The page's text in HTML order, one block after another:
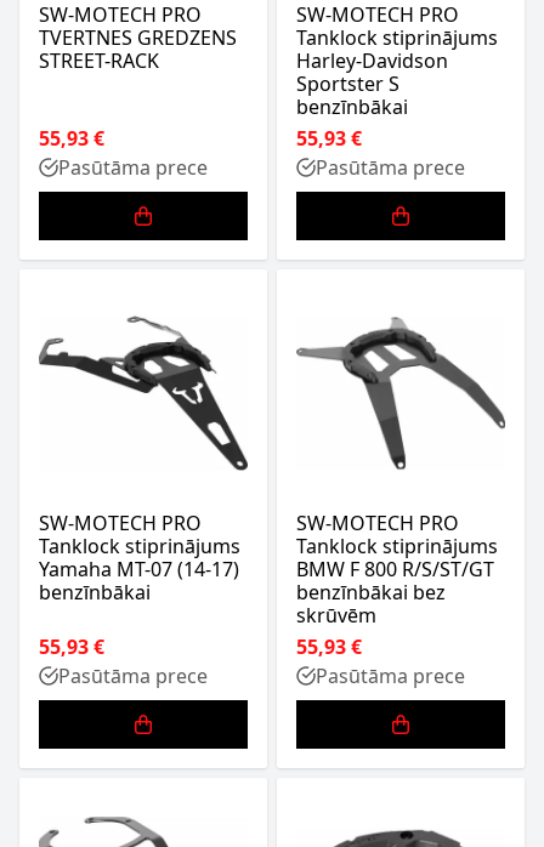
SW-MOTECH PRO
TVERTNES GREDZENS
STREET-RACK
55,93 €
Pasūtāma prece
SW-MOTECH PRO
Tanklock stiprinājums
Harley-Davidson
Sportster S
benzīnbākai
55,93 €
Pasūtāma prece
SW-MOTECH PRO
Tanklock stiprinājums
Yamaha MT-07 (14-17)
benzīnbākai
55,93 €
Pasūtāma prece
SW-MOTECH PRO
Tanklock stiprinājums
BMW F 800 R/S/ST/GT
benzīnbākai bez
skrūvēm
55,93 €
Pasūtāma prece